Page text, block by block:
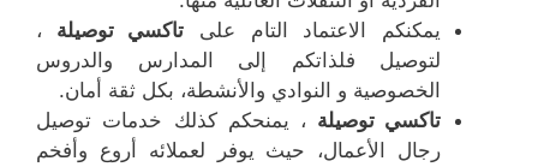
يمكنكم الاعتماد التام على تاكسي توصيلة ،
لتوصيل فلذاتكم إلى المدارس والدروس
الخصوصية و النوادي والأنشطة، بكل ثقة أمان.
تاكسي توصيلة ، يمنحكم كذلك خدمات توصيل
رجال الأعمال، حيث يوفر لعملائه أروع وأفخم